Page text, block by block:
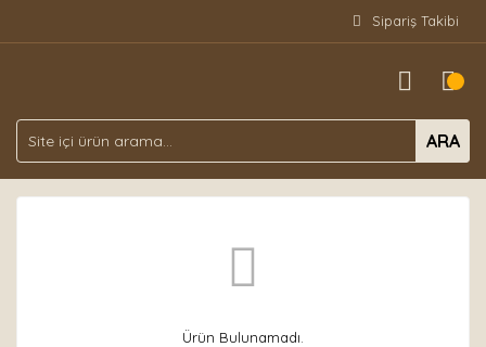
Sipariş Takibi
ARA
Ürün Bulunamadı.